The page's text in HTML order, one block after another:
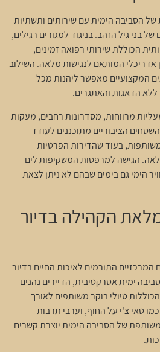
של הסביבה הימית עם שירותים ותשתיות
בני גיל הזהב. בניגוד למגורים רגילים,
הכוללת שירותי רפואה זמינים,
אדריכלי המותאם לנגישות מלאה. השילוב
המקצועיים מאפשר ליהנות מכל
ללא הדאגות והאתגרים.
מרווחות, מסדרונות רחבים, מעקות
הציבוריים מתוכננים לעודד
בעוד שהדירות הפרטיות
הגישה למרפסות המשקיפות לים
הימי גם בימים שבהם לא ניתן לצאת
הקהילה בדיור
התורמים לאיכות החיים בדיור
ימית אטרקטיבית, הדיירים נהנים
טיולי בוקר משותפים לאורך
טאי צ'י על החוף, וערבי תרבות
של הסביבה הימית יוצרת קשרים